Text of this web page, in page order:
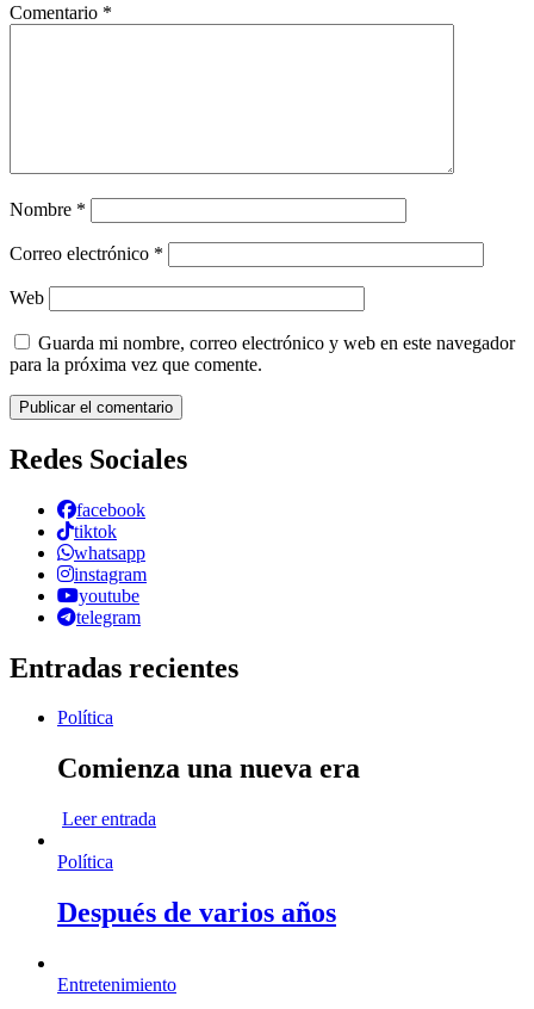
Comentario *
Nombre *
Correo electrónico *
Web
Guarda mi nombre, correo electrónico y web en este navegador
para la próxima vez que comente.
Redes Sociales
facebook
tiktok
whatsapp
instagram
youtube
telegram
Entradas recientes
Política
Comienza una nueva era
Leer entrada
Política
Después de varios años
Entretenimiento